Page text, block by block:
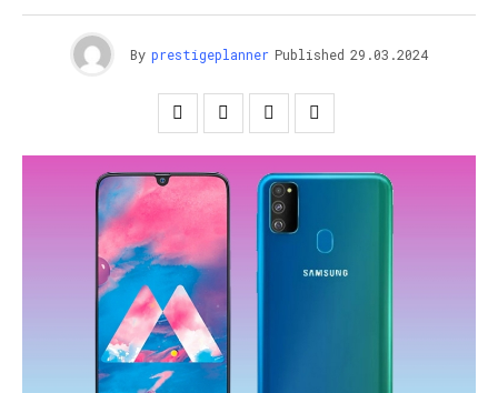
By prestigeplanner Published 29.03.2024